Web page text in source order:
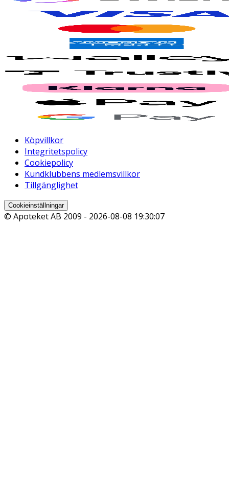
Köpvillkor
Integritetspolicy
Cookiepolicy
Kundklubbens medlemsvillkor
Tillgänglighet
Cookieinställningar
© Apoteket AB 2009 - 2026-08-08 19:30:07